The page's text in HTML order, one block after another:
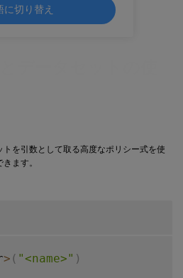
に切り替え
を引数として取る高度なポリシー式を使
ます。
> ( "<name>" )